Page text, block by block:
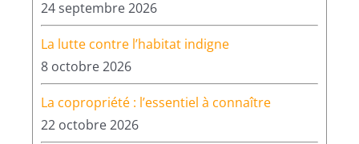
17 septembre 2026
Le droit au logement opposable
24 septembre 2026
La lutte contre l’habitat indigne
8 octobre 2026